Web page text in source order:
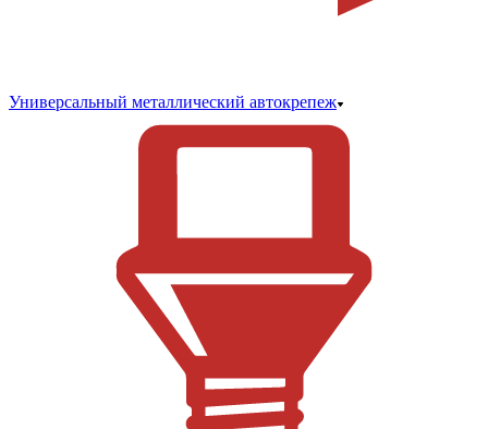
Универсальный металлический автокрепеж